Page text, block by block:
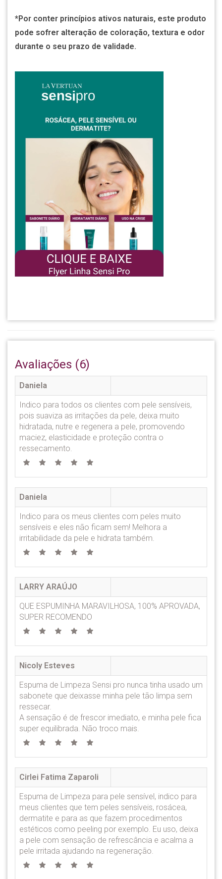
*Por conter princípios ativos naturais, este produto
pode sofrer alteração de coloração, textura e odor
durante o seu prazo de validade.
Avaliações (6)
Daniela
Indico para todos os clientes com pele sensíveis,
pois suaviza as irritações da pele, deixa muito
hidratada, nutre e regenera a pele, promovendo
maciez, elasticidade e proteção contra o
ressecamento.
Daniela
Indico para os meus clientes com peles muito
sensíveis e eles não ficam sem! Melhora a
irritabilidade da pele e hidrata também.
LARRY ARAÚJO
QUE ESPUMINHA MARAVILHOSA, 100% APROVADA,
SUPER RECOMENDO
Nicoly Esteves
Espuma de Limpeza Sensi pro nunca tinha usado um
sabonete que deixasse minha pele tão limpa sem
ressecar.
A sensação é de frescor imediato, e minha pele fica
super equilibrada. Não troco mais.
Cirlei Fatima Zaparoli
Espuma de Limpeza para pele sensível, indico para
meus clientes que tem peles sensíveis, rosácea,
dermatite e para as que fazem procedimentos
estéticos como peeling por exemplo. Eu uso, deixa
a pele com sensação de refrescância e acalma a
pele irritada ajudando na regeneração.